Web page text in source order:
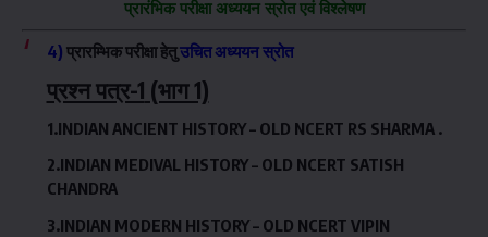
प्रारंभिक परीक्षा अध्ययन स्रोत एवं विश्लेषण
4) प्रारम्भिक परीक्षा हेतुउचित अध्ययन स्रोत
प्रश्न पत्र-1 (भाग 1)
1.INDIAN ANCIENT HISTORY – OLD NCERT RS SHARMA .
2.INDIAN MEDIVAL HISTORY – OLD NCERT SATISH
CHANDRA
3.INDIAN MODERN HISTORY – OLD NCERT VIPIN